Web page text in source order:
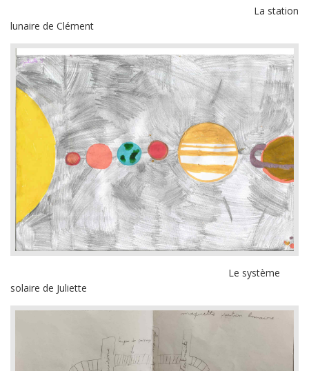
La station
lunaire de Clément
Le système
solaire de Juliette